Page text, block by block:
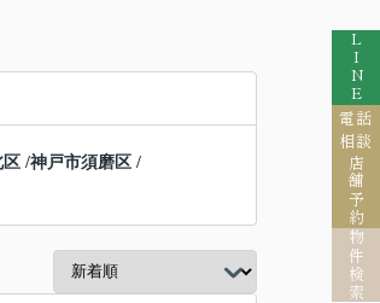
LINE
電話
相談
店舗予約
物件検索
区 /神戸市須磨区 /